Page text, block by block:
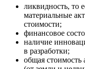
ликвидность, то
материальные
стоимости;
финансовое
наличие
в разработки;
общая стоимость
Вольск
Воркута
Воронеж
Воскресенск
Воткинск
Всеволожск